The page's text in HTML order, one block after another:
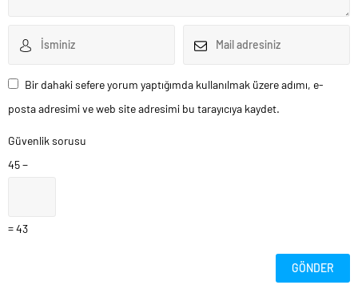
Bir dahaki sefere yorum yaptığımda kullanılmak üzere adımı, e-
posta adresimi ve web site adresimi bu tarayıcıya kaydet.
Güvenlik sorusu
45 −
= 43